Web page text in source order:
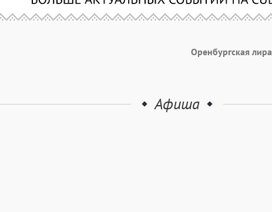
Оренбургская лира
Афиша